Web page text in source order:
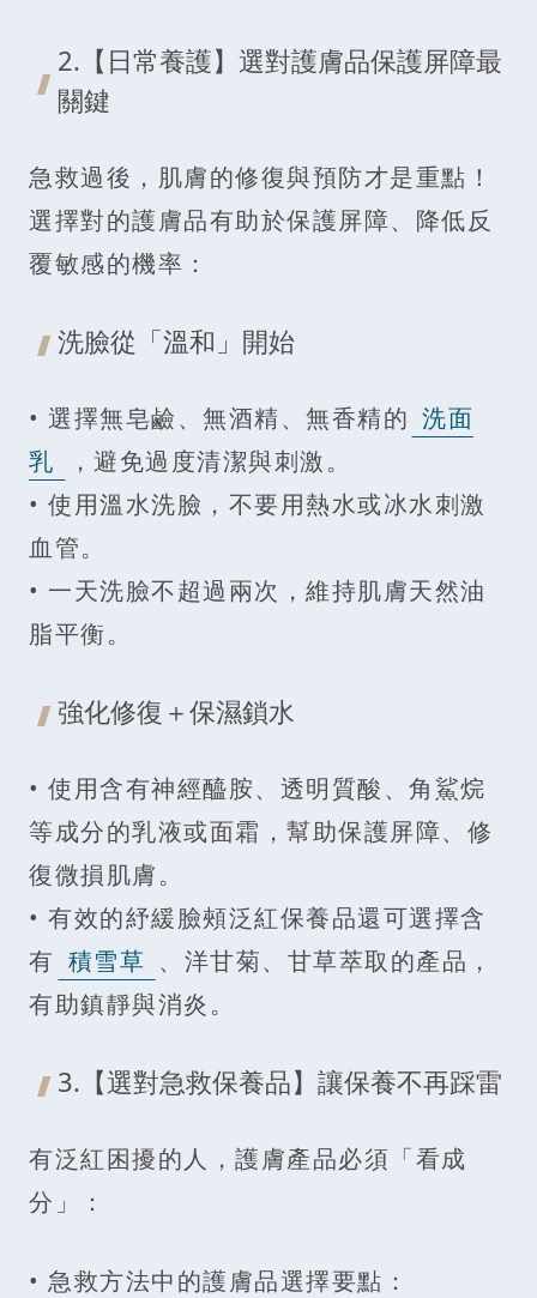
2.【日常養護】選對護膚品保護屏障最
關鍵
急救過後，肌膚的修復與預防才是重點！
選擇對的護膚品有助於保護屏障、降低反
覆敏感的機率：
洗臉從「溫和」開始
• 選擇無皂鹼、無酒精、無香精的 洗面
乳
，避免過度清潔與刺激。
• 使用溫水洗臉，不要用熱水或冰水刺激
血管。
• 一天洗臉不超過兩次，維持肌膚天然油
脂平衡。
強化修復＋保濕鎖水
• 使用含有神經醯胺、透明質酸、角鯊烷
等成分的乳液或面霜，幫助保護屏障、修
復微損肌膚。
• 有效的紓緩臉頰泛紅保養品還可選擇含
有 積雪草 、洋甘菊、甘草萃取的產品，
有助鎮靜與消炎。
3.【選對急救保養品】讓保養不再踩雷
有泛紅困擾的人，護膚產品必須「看成
分」：
• 急救方法中的護膚品選擇要點：